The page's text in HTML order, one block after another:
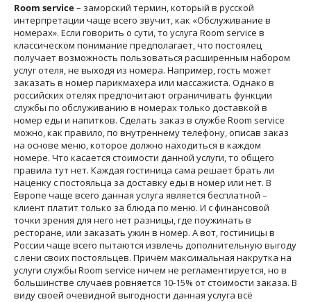
Room service– заморский термин, который в русской
интерпретации чаще всего звучит, как «Обслуживание в
номерах». Если говорить о сути, то услуга Room service в
классическом понимание предполагает, что постоялец
получает возможность пользоваться расширенным набором
услуг отеля, не выходя из номера. Например, гость может
заказать в номер парикмахера или массажиста. Однако в
российских отелях предпочитают ограничивать функции
службы по обслуживанию в номерах только доставкой в
номер еды и напитков. Сделать заказ в службе Room service
можно, как правило, по внутреннему телефону, описав заказ
на основе меню, которое должно находиться в каждом
номере. Что касается стоимости данной услуги, то общего
правила тут нет. Каждая гостиница сама решает брать ли
наценку с постояльца за доставку еды в номер или нет. В
Европе чаще всего данная услуга является бесплатной –
клиент платит только за блюда по меню. И с финансовой
точки зрения для него нет разницы, где поужинать в
ресторане, или заказать ужин в номер. А вот, гостиницы в
России чаще всего пытаются извлечь дополнительную выгоду
с лени своих постояльцев. Причём максимальная накрутка на
услуги службы Room service ничем не регламентируется, но в
большинстве случаев ровняется 10-15% от стоимости заказа. В
виду своей очевидной выгодности данная услуга всё